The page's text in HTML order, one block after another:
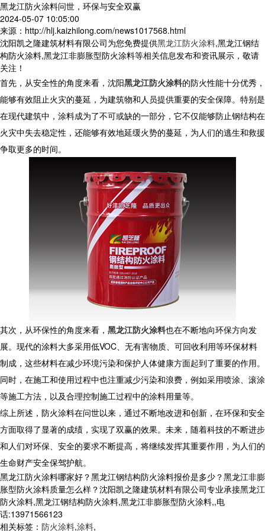
黑龙江防火涂料问世，环保与安全双赢
2024-05-07 10:05:00
来源：http://hlj.kaizhilong.com/news1017568.html
沈阳凯之隆建筑材料有限公司为您免费提供黑龙江防火涂料,黑龙江钢结
构防火涂料,黑龙江非膨胀型防火涂料等相关信息发布和资讯展示，敬请
关注！
首先，从安全性的角度来看，沈阳黑龙江防火涂料的防火性能十分优秀，
能够有效阻止火灾的蔓延，为建筑物和人员提供重要的安全保障。特别是
在现代建筑中，涂料成为了不可或缺的一部分，它不仅能够防止钢结构在
火灾中失去稳定性，还能够有效地延缓火势的蔓延，为人们的逃生和救援
争取更多的时间。
其次，从环保性的角度来看， 黑龙江防火涂料也在不断地向环保方向发
展。现代的涂料大多采用低VOC、无有害物质、可回收利用等环保材料
制成，这些材料在减少环境污染和保护人体健康方面起到了重要的作用。
同时，在施工和使用过程中也注重减少污染和浪费，例如采用喷涂、滚涂
等施工方法，以及合理控制施工过程中的涂料用量等。
综上所述，防火涂料在问世以来，通过不断地改进和创新，在环保和安全
方面取得了显著的成绩，实现了双赢的效果。未来，随着科技的不断进步
和人们对环保、安全的要求不断提高，将继续发挥其重要作用，为人们的
生命财产安全保驾护航。
黑龙江防火涂料哪家好？黑龙江钢结构防火涂料报价是多少？黑龙江非膨
胀型防火涂料质量怎么样？沈阳凯之隆建筑材料有限公司专业承接黑龙江
防火涂料,黑龙江钢结构防火涂料,黑龙江非膨胀型防火涂料,,电
话:13971566123
相关标签： 防火涂料,涂料,